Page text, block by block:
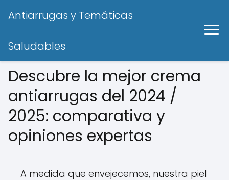
Antiarrugas y Temáticas
Saludables
Descubre la mejor crema
antiarrugas del 2024 /
2025: comparativa y
opiniones expertas
A medida que envejecemos, nuestra piel